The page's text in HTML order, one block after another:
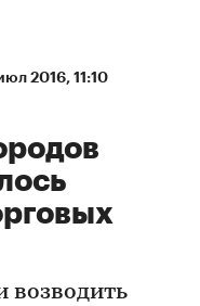
2016, 11:10
возводить